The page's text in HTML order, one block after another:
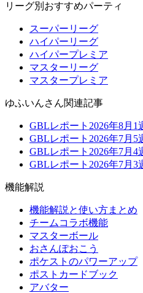
リーグ別おすすめパーティ
スーパーリーグ
ハイパーリーグ
ハイパープレミア
マスターリーグ
マスタープレミア
ゆふいんさん関連記事
GBLレポート2026年8月1
GBLレポート2026年7月5
GBLレポート2026年7月4
GBLレポート2026年7月3
機能解説
機能解説と使い方まとめ
チームコラボ機能
マスターボール
おさんぽおこう
ポケストのパワーアップ
ポストカードブック
アバター